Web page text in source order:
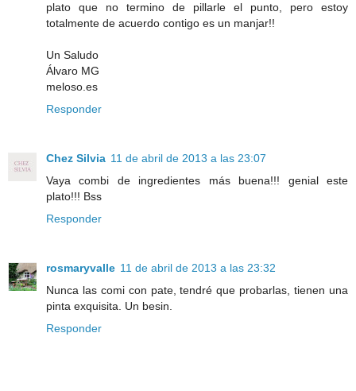
plato que no termino de pillarle el punto, pero estoy
totalmente de acuerdo contigo es un manjar!!
Un Saludo
Álvaro MG
meloso.es
Responder
Chez Silvia 11 de abril de 2013 a las 23:07
Vaya combi de ingredientes más buena!!! genial este
plato!!! Bss
Responder
rosmaryvalle 11 de abril de 2013 a las 23:32
Nunca las comi con pate, tendré que probarlas, tienen una
pinta exquisita. Un besin.
Responder